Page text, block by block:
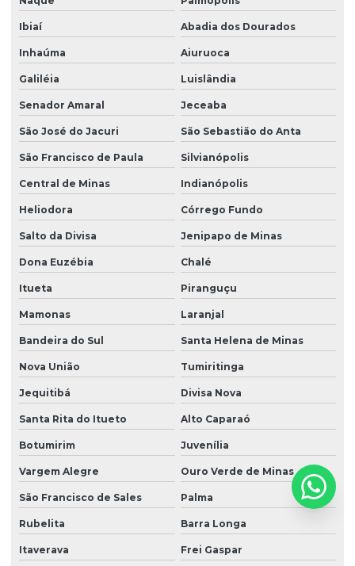
Ibiaí Abadia dos Dourados
Inhaúma Aiuruoca
Galiléia Luislândia
Senador Amaral Jeceaba
São José do Jacuri São Sebastião do Anta
São Francisco de Paula Silvianópolis
Central de Minas Indianópolis
Heliodora Córrego Fundo
Salto da Divisa Jenipapo de Minas
Dona Euzébia Chalé
Itueta Piranguçu
Mamonas Laranjal
Bandeira do Sul Santa Helena de Minas
Nova União Tumiritinga
Jequitibá Divisa Nova
Santa Rita do Itueto Alto Caparaó
Botumirim Juvenília
Vargem Alegre Ouro Verde de Minas
São Francisco de Sales Palma
Rubelita Barra Longa
Itaverava Frei Gaspar